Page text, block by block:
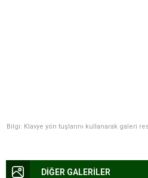
Bilgi: Klavye yön tuşlarını kullanarak galeri
DİĞER GALERİLER